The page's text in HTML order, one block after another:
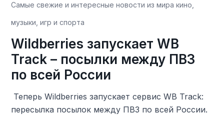
Самые свежие и интересные новости из мира кино,
музыки, игр и спорта
Wildberries запускает WB
Track – посылки между ПВЗ
по всей России
️ Теперь Wildberries запускает сервис WB Track:
пересылка посылок между ПВЗ по всей России.